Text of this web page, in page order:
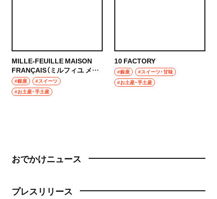
MILLE‐FEUILLE MAISON
FRANÇAIS（ミルフィユ メゾ
ン フランセ）
#銀座
#スイーツ
#お土産・手土産
10 FACTORY
#銀座
#スイーツ・甘味
#お土産・手土産
おでかけニュース
プレスリリース